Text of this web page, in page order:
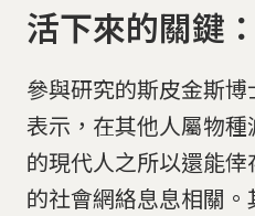
活下來的關鍵
參與研究的斯皮金斯
表示，在其他人屬物
的現代人之所以還能
的社會網絡息息相關